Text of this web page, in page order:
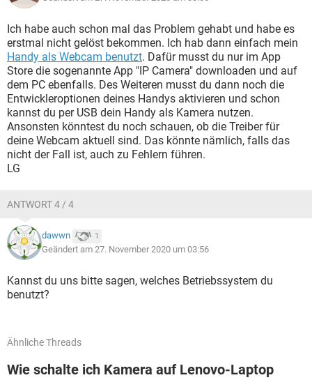
Ich habe auch schon mal das Problem gehabt und habe es
erstmal nicht gelöst bekommen. Ich hab dann einfach mein
Handy als Webcam benutzt. Dafür musst du nur im App
Store die sogenannte App "IP Camera" downloaden und auf
dem PC ebenfalls. Des Weiteren musst du dann noch die
Entwickleroptionen deines Handys aktivieren und schon
kannst du per USB dein Handy als Kamera nutzen.
Ansonsten könntest du noch schauen, ob die Treiber für
deine Webcam aktuell sind. Das könnte nämlich, falls das
nicht der Fall ist, auch zu Fehlern führen.
LG
ANTWORT 4 / 4
dawwn 1
Geändert am 27. November 2020 um 03:56
Kannst du uns bitte sagen, welches Betriebssystem du
benutzt?
Ähnliche Threads
Wie schalte ich Kamera auf Lenovo-Laptop